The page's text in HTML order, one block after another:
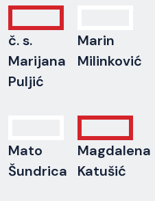
č. s.
Marijana
Puljić
Marin
Milinković
Mato
Šundrica
Magdalena
Katušić